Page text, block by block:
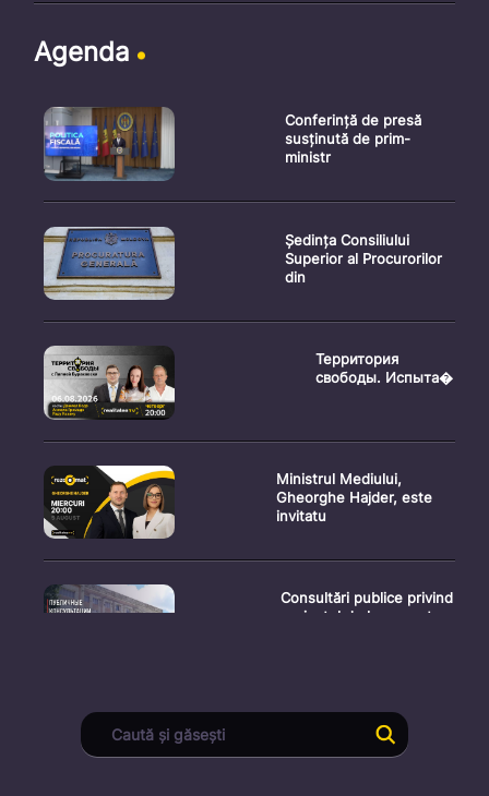
Agenda
Conferință de presă
susținută de prim-
ministr
Ședința Consiliului
Superior al Procurorilor
din
Территория
свободы. Испыта�
Ministrul Mediului,
Gheorghe Hajder, este
invitatu
Consultări publice privind
proiectul de lege pent
Consultarea Publică CP-
01, dedicată Studiilor de